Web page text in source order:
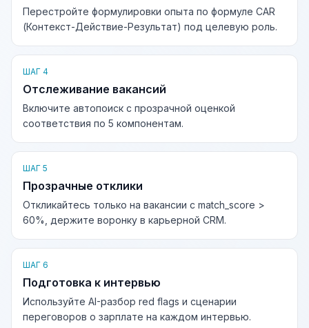
Перестройте формулировки опыта по формуле CAR
(Контекст-Действие-Результат) под целевую роль.
ШАГ 4
Отслеживание вакансий
Включите автопоиск с прозрачной оценкой
соответствия по 5 компонентам.
ШАГ 5
Прозрачные отклики
Откликайтесь только на вакансии с match_score >
60%, держите воронку в карьерной CRM.
ШАГ 6
Подготовка к интервью
Используйте AI-разбор red flags и сценарии
переговоров о зарплате на каждом интервью.